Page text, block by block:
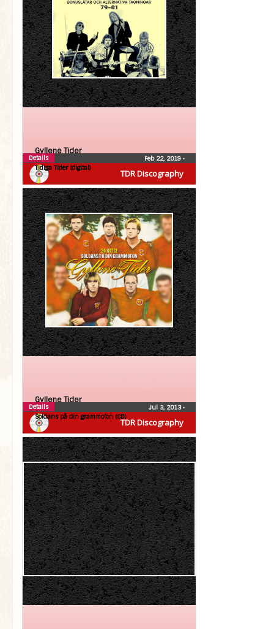
TDR Discography
Gyllene Tider
Tidiga Tider (digital)
Feb 22, 2019 •
Details
TDR Discography
Gyllene Tider
Soldans på din grammofon (CD)
Jul 3, 2013•
Details